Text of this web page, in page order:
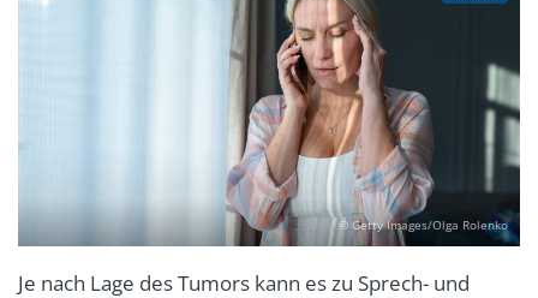
© Getty Images/Olga Rolenko
Je nach Lage des Tumors kann es zu Sprech- und